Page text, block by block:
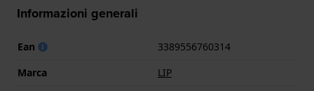
Informazioni generali
Ean
3389556760314
Marca
LIP